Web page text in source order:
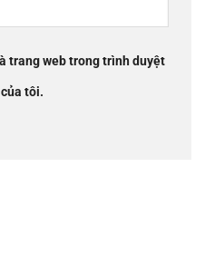
trang web trong trình duyệt
tôi.